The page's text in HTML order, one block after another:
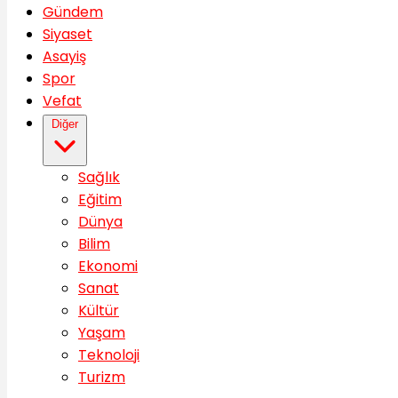
Gündem
Siyaset
Asayiş
Spor
Vefat
Diğer
Sağlık
Eğitim
Dünya
Bilim
Ekonomi
Sanat
Kültür
Yaşam
Teknoloji
Turizm